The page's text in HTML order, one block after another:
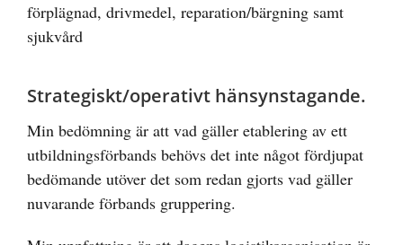
förplägnad, drivmedel, reparation/bärgning samt
sjukvård
Strategiskt/operativt hänsynstagande.
Min bedömning är att vad gäller etablering av ett
utbildningsförbands behövs det inte något fördjupat
bedömande utöver det som redan gjorts vad gäller
nuvarande förbands gruppering.